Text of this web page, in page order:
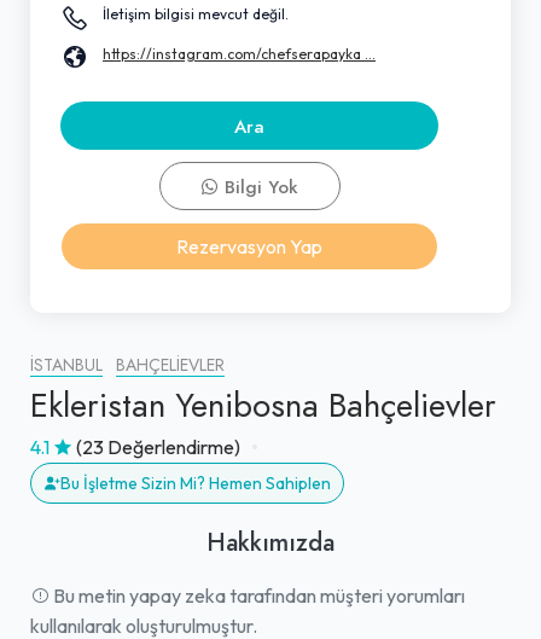
İSTANBUL BAHÇELIEVLER
Ekleristan Yenibosna Bahçelievler
4.1 (23 Değerlendirme)
Bu İşletme Sizin Mi? Hemen Sahiplen
Hakkımızda
Bu metin yapay zeka tarafından müşteri yorumları
kullanılarak oluşturulmuştur.
İletişim bilgisi mevcut değil.
https://instagram.com/chefserapayka ...
Ara
Bilgi Yok
Rezervasyon Yap